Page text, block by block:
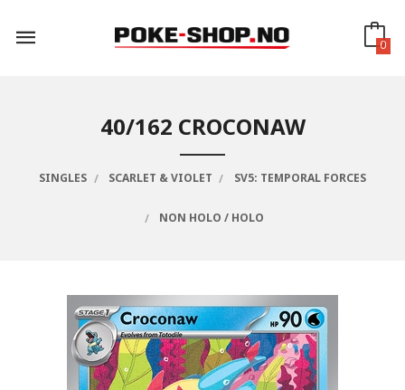
innholdet
0
40/162 CROCONAW
SINGLES SCARLET & VIOLET SV5: TEMPORAL FORCES
NON HOLO / HOLO